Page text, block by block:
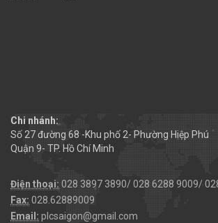
Chi nhánh:
Số 27 đường 68 -Khu phố 2- Phường Hiệp Phú
Quận 9- TP. Hồ Chí Minh
Điện thoại: 028 3897 3890/ 028 6288 9009/
Fax: 028.62889009
Email: plcsaigon@gmail.com